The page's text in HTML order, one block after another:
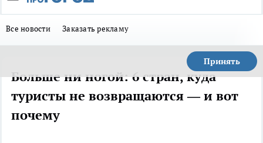
Все новости Заказать рекламу
Принять
Больше ни ногой: 6 стран, куда
туристы не возвращаются — и вот
почему